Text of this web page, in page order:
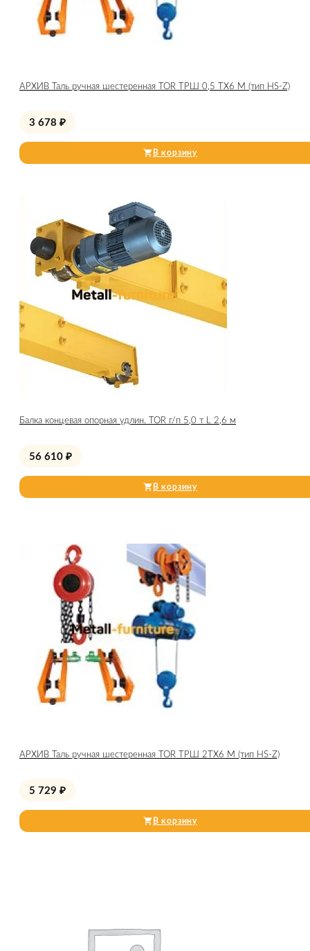
АРХИВ Таль ручная шестеренная TOR ТРШ 0,5 ТХ6 М (тип HS-Z)
3 678 ₽
В корзину
Балка концевая опорная удлин. TOR г/п 5,0 т L 2,6 м
56 610 ₽
В корзину
АРХИВ Таль ручная шестеренная TOR ТРШ 2ТХ6 М (тип HS-Z)
5 729 ₽
В корзину